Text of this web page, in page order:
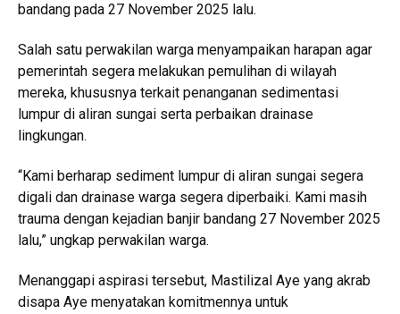
bandang pada 27 November 2025 lalu.
Salah satu perwakilan warga menyampaikan harapan agar
pemerintah segera melakukan pemulihan di wilayah
mereka, khususnya terkait penanganan sedimentasi
lumpur di aliran sungai serta perbaikan drainase
lingkungan.
“Kami berharap sediment lumpur di aliran sungai segera
digali dan drainase warga segera diperbaiki. Kami masih
trauma dengan kejadian banjir bandang 27 November 2025
lalu,” ungkap perwakilan warga.
Menanggapi aspirasi tersebut, Mastilizal Aye yang akrab
disapa Aye menyatakan komitmennya untuk